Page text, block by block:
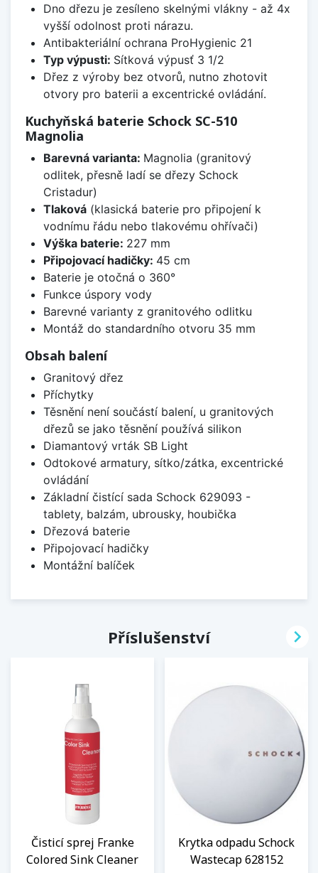
Dno dřezu je zesíleno skelnými vlákny - až 4x
vyšší odolnost proti nárazu.
Antibakteriální ochrana ProHygienic 21
Typ výpusti: Sítková výpusť 3 1/2
Dřez z výroby bez otvorů, nutno zhotovit
otvory pro baterii a excentrické ovládání.
Kuchyňská baterie Schock SC-510
Magnolia
Barevná varianta: Magnolia (granitový
odlitek, přesně ladí se dřezy Schock
Cristadur)
Tlaková(klasická baterie pro připojení k
vodnímu řádu nebo tlakovému ohřívači)
Výška baterie: 227 mm
Připojovací hadičky: 45 cm
Baterie je otočná o 360°
Funkce úspory vody
Barevné varianty z granitového odlitku
Montáž do standardního otvoru 35 mm
Obsah balení
Granitový dřez
Příchytky
Těsnění není součástí balení, u granitových
dřezů se jako těsnění používá silikon
Diamantový vrták SB Light
Odtokové armatury, sítko/zátka, excentrické
ovládání
Základní čistící sada Schock 629093 -
tablety, balzám, ubrousky, houbička
Dřezová baterie
Připojovací hadičky
Montážní balíček
Příslušenství
Čisticí sprej Franke
Colored Sink Cleaner
Krytka odpadu Schock
Wastecap 628152
